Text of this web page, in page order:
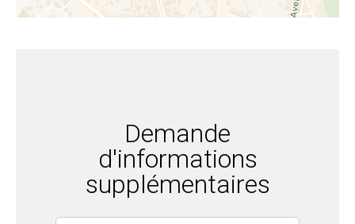
Demande
d'informations
supplémentaires